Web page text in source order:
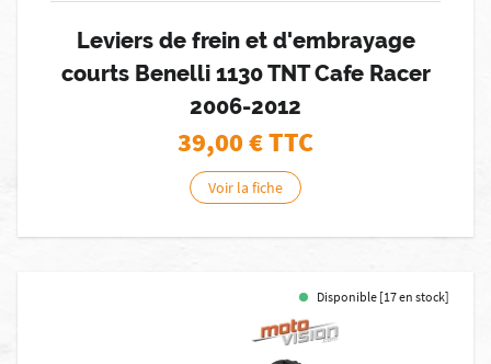
Leviers de frein et d'embrayage
courts Benelli 1130 TNT Cafe Racer
2006-2012
39,00€ TTC
Voir la fiche
Disponible [17 en stock]